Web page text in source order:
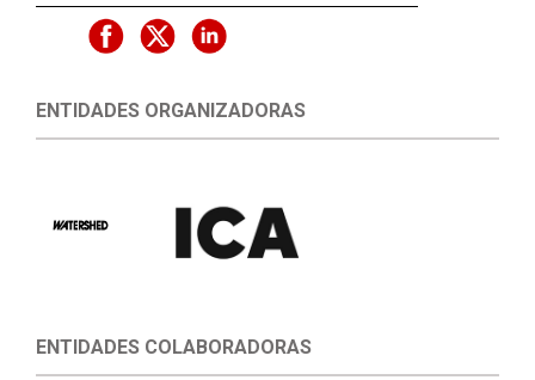
ENTIDADES ORGANIZADORAS
ENTIDADES COLABORADORAS